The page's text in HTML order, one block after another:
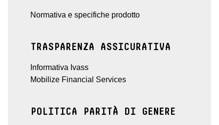
Normativa e specifiche prodotto
TRASPARENZA ASSICURATIVA
Informativa Ivass
Mobilize Financial Services
POLITICA PARITÀ DI GENERE